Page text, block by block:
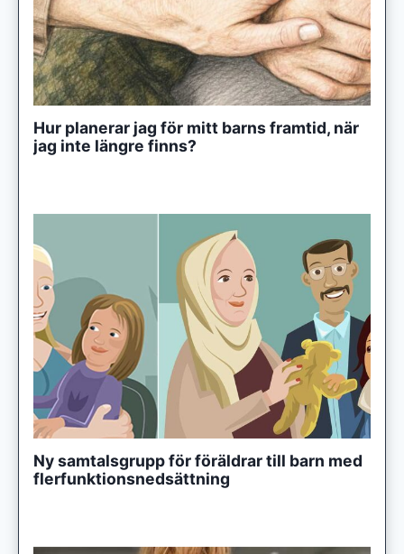
Hur planerar jag för mitt barns framtid, när
jag inte längre finns?
Ny samtalsgrupp för föräldrar till barn med
flerfunktionsnedsättning